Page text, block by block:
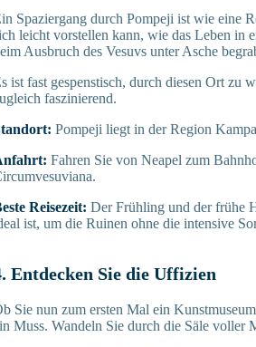
Spaziergang durch Pompeji ist wie eine
leicht vorstellen kann, wie das Leben in
Ausbruch des Vesuvs unter Asche
ist fast gespenstisch, durch diesen Ort zu
faszinierend.
Pompeji liegt in der Region
Fahren Sie von Neapel zum
Reisezeit: Der Frühling und der frühe
ist, um die Ruinen ohne die intensive
Entdecken Sie die Uffizien
Sie nun zum ersten Mal ein
Muss. Wandeln Sie durch die Säle voller